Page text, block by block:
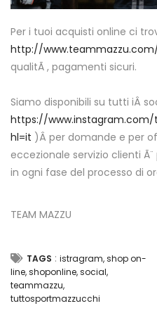
Per i tuoi acquisti online ci
http://
qualitÃ , pagamenti sicuri.
Siamo disponibili su tutti iÂ
https://
hl=it )Â per domande e per
eccezionale servizio clienti
in ogni fase del processo di
TEAM MAZZU
TAGS : istragram,shop on-
line,shoponline,social,
teammazzu,
tuttosportmazzucchi